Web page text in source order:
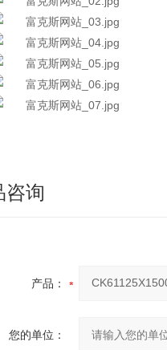
咨询
产品：
您的单位：